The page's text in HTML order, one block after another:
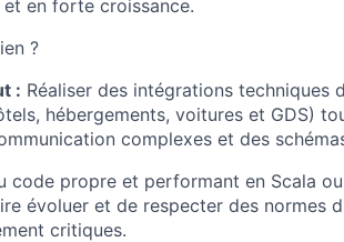
en forte croissance.
?
: Réaliser des intégrations techniques
hébergements, voitures et GDS)
complexes et des
code propre et performant en Scala
évoluer et de respecter des normes
critiques.